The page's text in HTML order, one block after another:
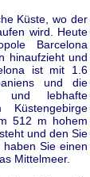
Küste, wo der
wird. Heute
Barcelona
hinaufzieht und
ist mit 1.6
und die
und lebhafte
512 m hohem
und den Sie
Sie einen
Mittelmeer.